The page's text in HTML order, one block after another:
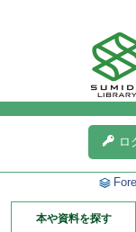
ロ
本や資料を探す